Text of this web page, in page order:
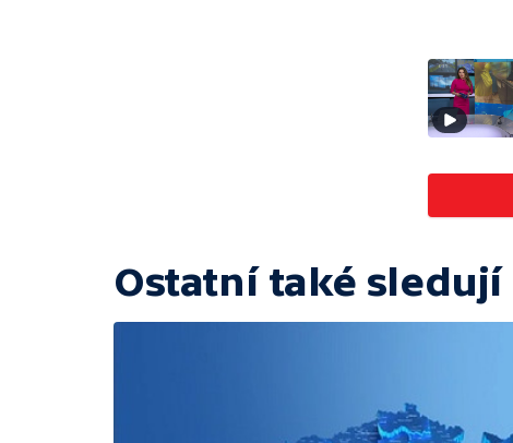
Ostatní také sledují